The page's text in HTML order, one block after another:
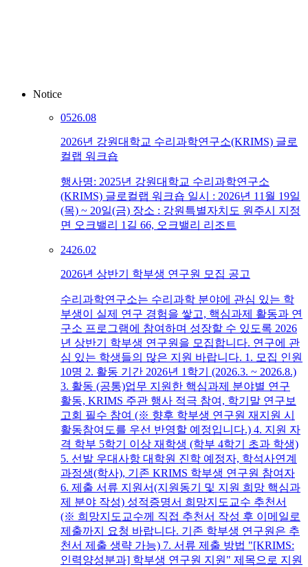
Notice
0526.08
2026년 강원대학교 수리과학연구소(KRIMS) 글로
컬랩 워크숍
행사명: 2025년 강원대학교 수리과학연구소
(KRIMS) 글로컬랩 워크숍 일시 : 2026년 11월 19일
(목) ~ 20일(금) 장소 : 강원특별자치도 원주시 지정
면 오크밸리 1길 66, 오크밸리 리조트
2426.02
2026년 상반기 학부생 연구원 모집 공고
수리과학연구소는 수리과학 분야에 관심 있는 학
부생이 실제 연구 경험을 쌓고, 핵심과제 활동과 연
구소 프로그램에 참여하며 성장할 수 있도록 2026
년 상반기 학부생 연구원을 모집합니다. 연구에 관
심 있는 학생들의 많은 지원 바랍니다. 1. 모집 인원
10명 2. 활동 기간 2026년 1학기 (2026.3. ~ 2026.8.)
3. 활동 (공통)업무 지원한 핵심과제 분야별 연구
활동, KRIMS 주관 행사 적극 참여, 학기말 연구보
고회 필수 참여 (※ 향후 학부생 연구원 재지원 시
활동참여도를 우선 반영할 예정입니다.) 4. 지원 자
격 학부 5학기 이상 재학생 (학부 4학기 초과 학생)
5. 선발 우대사항 대학원 진학 예정자, 학석사연계
과정생(학사), 기존 KRIMS 학부생 연구원 참여자
6. 제출 서류 지원서(지원동기 및 지원 희망 핵심과
제 분야 작성) 성적증명서 희망지도교수 추천서
(※ 희망지도교수께 직접 추천서 작성 후 이메일로
제출까지 요청 바랍니다. 기존 학부생 연구원은 추
천서 제출 생략 가능) 7. 서류 제출 방법 "[KRIMS:
인력양성분과] 학부생 연구원 지원" 제목으로 지원